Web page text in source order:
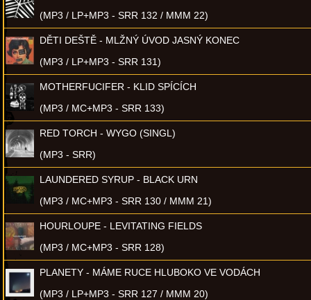
(MP3 / LP+MP3 - SRR 132 / MMM 22)
DĚTI DEŠTĚ - MLŽNÝ ÚVOD JASNÝ KONEC
(MP3 / LP+MP3 - SRR 131)
MOTHERFUCIFER - KLID SPÍCÍCH
(MP3 / MC+MP3 - SRR 133)
RED TORCH - WYGO (SINGL)
(MP3 - SRR)
LAUNDERED SYRUP - BLACK URN
(MP3 / MC+MP3 - SRR 130 / MMM 21)
HOURLOUPE - LEVITATING FIELDS
(MP3 / MC+MP3 - SRR 128)
PLANETY - MÁME RUCE HLUBOKO VE VODÁCH
(MP3 / LP+MP3 - SRR 127 / MMM 20)